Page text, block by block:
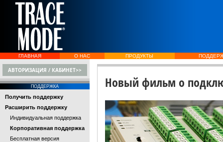
ГЛАВНАЯ О НАС ПРОДУКТЫ
АВТОРИЗАЦИЯ / КАБИНЕТ>>
ПОДДЕРЖКА
Получить поддержку
Расширить поддержку
Индивидуальная поддержка
Корпоративная поддержка
Бесплатная версия
Новый фильм о